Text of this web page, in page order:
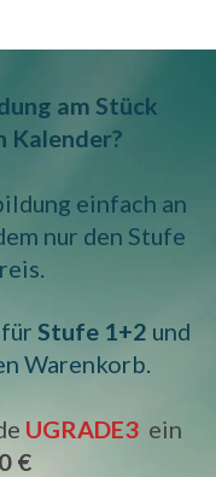
am Stück
Kalender?
einfach an
nur den Stufe
Stufe 1+2 und
Warenkorb.
UGRADE3 ein
€